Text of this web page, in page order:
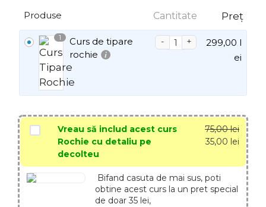
Produse Cantitate Preț
1
Curs de tipare
rochie
299,00 l
ei
Vreau să includ acest curs
Rochie cu detaliu pe
decolteu
75,00lei
35,00 lei
Bifand casuta de mai sus, poti
obtine acest curs la un pret special
de doar 35 lei,